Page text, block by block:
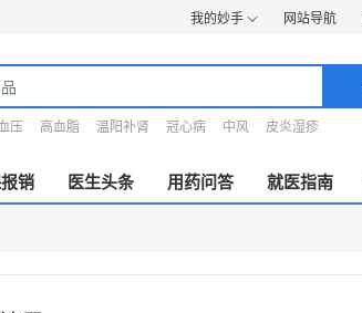
我的妙手 网站导航
压 高血脂 温阳补肾 冠心病 中风 皮炎湿疹
销 医生头条 用药问答 就医指南